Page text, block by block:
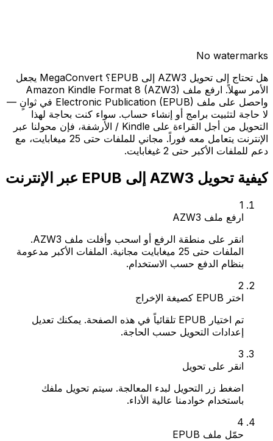
No watermarks
هل تحتاج إلى تحويل AZW3 إلى EPUB؟ MegaConvert يجعل
الأمر سهلاً. ارفع ملف Amazon Kindle Format 8 (AZW3)
واحصل على ملف Electronic Publication (EPUB) في ثوانٍ —
لا حاجة لتثبيت برامج أو إنشاء حساب. سواء كنت بحاجة لهذا
التحويل من أجل القراءة على Kindle / الأرشفة، فإن محولنا عبر
الإنترنت يتعامل معه فوراً. مجاني للملفات حتى 25 ميغابايت، مع
دعم للملفات الأكبر حتى 2 غيغابايت.
كيفية تحويل AZW3 إلى EPUB عبر الإنترنت
1
ارفع ملف AZW3
انقر على منطقة الرفع أو اسحب وأفلت ملف AZW3.
الملفات حتى 25 ميغابايت مجانية. الملفات الأكبر مدعومة
بنظام الدفع حسب الاستخدام.
2
اختر EPUB كصيغة الإخراج
تم اختيار EPUB تلقائياً في هذه الصفحة. يمكنك تعديل
إعدادات التحويل حسب الحاجة.
3
انقر على تحويل
اضغط زر التحويل لبدء المعالجة. سيتم تحويل ملفك
باستخدام خوادمنا عالية الأداء.
4
حمّل ملف EPUB